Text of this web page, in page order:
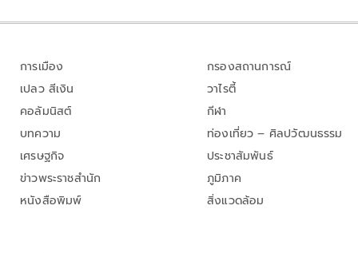
การเมือง
เปลว สีเงิน
คอลัมนิสต์
บทความ
เศรษฐกิจ
ข่าวพระราชสำนัก
หนังสือพิมพ์
กรองสถานการณ์
วาไรตี้
กีฬา
ท่องเที่ยว – ศิลปวัฒนธรรม
ประชาสัมพันธ์
ภูมิภาค
สิ่งแวดล้อม